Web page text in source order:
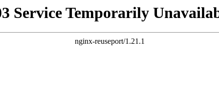
Service Temporarily
nginx-reuseport/1.21.1